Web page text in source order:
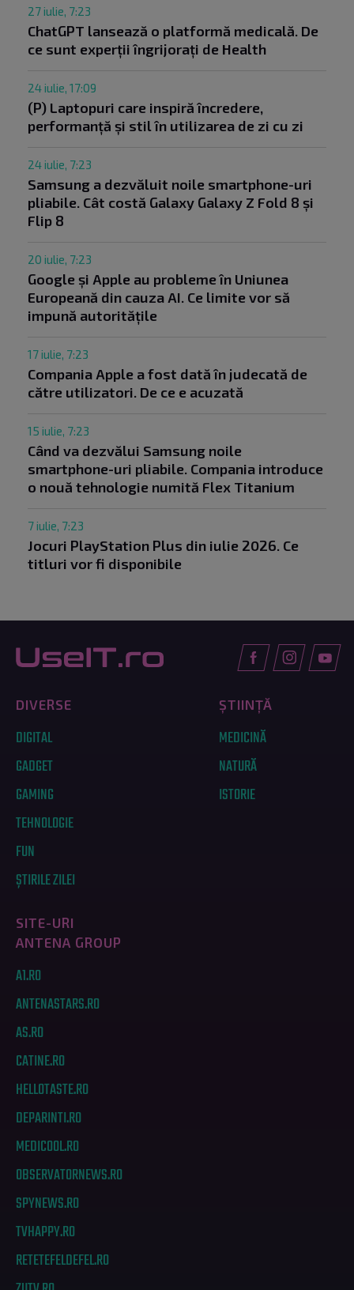
27 iulie, 7:23
ChatGPT lansează o platformă medicală. De
ce sunt experții îngrijorați de Health
24 iulie, 17:09
(P) Laptopuri care inspiră încredere,
performanță și stil în utilizarea de zi cu zi
24 iulie, 7:23
Samsung a dezvăluit noile smartphone-uri
pliabile. Cât costă Galaxy Galaxy Z Fold 8 și
Flip 8
20 iulie, 7:23
Google și Apple au probleme în Uniunea
Europeană din cauza AI. Ce limite vor să
impună autoritățile
17 iulie, 7:23
Compania Apple a fost dată în judecată de
către utilizatori. De ce e acuzată
15 iulie, 7:23
Când va dezvălui Samsung noile
smartphone-uri pliabile. Compania introduce
o nouă tehnologie numită Flex Titanium
7 iulie, 7:23
Jocuri PlayStation Plus din iulie 2026. Ce
titluri vor fi disponibile
DIVERSE
DIGITAL
GADGET
GAMING
TEHNOLOGIE
FUN
ȘTIRILE ZILEI
ȘTIINȚĂ
MEDICINĂ
NATURĂ
ISTORIE
SITE-URI
ANTENA GROUP
A1.RO
ANTENASTARS.RO
AS.RO
CATINE.RO
HELLOTASTE.RO
DEPARINTI.RO
MEDICOOL.RO
OBSERVATORNEWS.RO
SPYNEWS.RO
TVHAPPY.RO
RETETEFELDEFEL.RO